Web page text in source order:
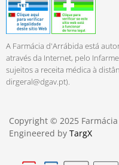
A Farmácia d'Arrábida está
através da Internet, pelo
sujeitos a receita médica à
dirgeral@dgav.pt).
Copyright © 2025
Engineered by TargX